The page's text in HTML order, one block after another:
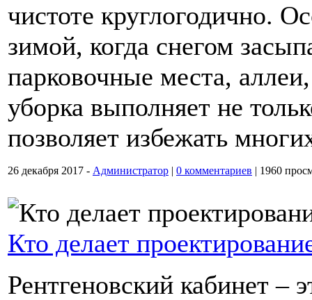
чистоте круглогодично.
зимой, когда снегом
парковочные места,
уборка выполняет не
позволяет избежать
26 декабря 2017 - Администратор | 0 комментариев | 1960
Кто делает
Рентгеновский кабинет –